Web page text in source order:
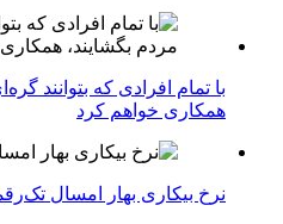
با تمام افرادی که بتوانند
همکاری خواهم کرد
نرخ بیکاری بهار امسال